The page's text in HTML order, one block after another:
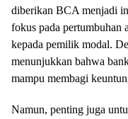
diberikan BCA menjadi
fokus pada pertumbuhan
kepada pemilik modal.
menunjukkan bahwa
mampu membagi
Namun, penting juga